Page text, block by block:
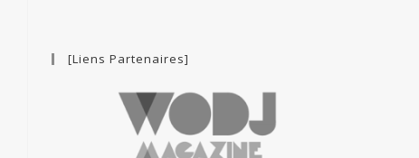
[Liens Partenaires]